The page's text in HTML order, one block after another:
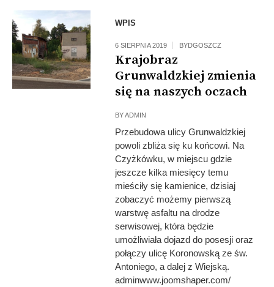
WPIS
6 SIERPNIA 2019 BYDGOSZCZ
Krajobraz
Grunwaldzkiej zmienia
się na naszych oczach
BYADMIN
Przebudowa ulicy Grunwaldzkiej
powoli zbliża się ku końcowi. Na
Czyżkówku, w miejscu gdzie
jeszcze kilka miesięcy temu
mieściły się kamienice, dzisiaj
zobaczyć możemy pierwszą
warstwę asfaltu na drodze
serwisowej, która będzie
umożliwiała dojazd do posesji oraz
połączy ulicę Koronowską ze św.
Antoniego, a dalej z Wiejską.
adminwww.joomshaper.com/